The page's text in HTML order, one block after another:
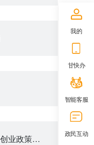
自主就业退役士兵教育培训和就业创业政策咨询
我的
甘快办
智能客服
政民互动